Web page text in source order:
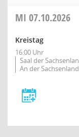
MI 07.10.2026
Kreistag
16:00 Uhr
Saal der
An der